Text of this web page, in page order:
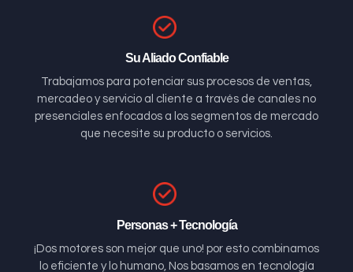
Su Aliado Confiable
Trabajamos para potenciar sus procesos de ventas,
mercadeo y servicio al cliente a través de canales no
presenciales enfocados a los segmentos de mercado
que necesite su producto o servicios.
Personas + Tecnología
¡Dos motores son mejor que uno! por esto combinamos
lo eficiente y lo humano, Nos basamos en tecnología